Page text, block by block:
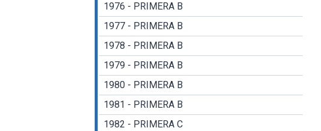
1976 - PRIMERA B
1977 - PRIMERA B
1978 - PRIMERA B
1979 - PRIMERA B
1980 - PRIMERA B
1981 - PRIMERA B
1982 - PRIMERA C